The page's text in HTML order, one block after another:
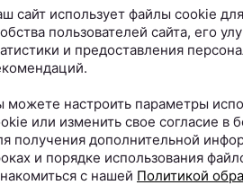
сайт использует файлы cookie
пользователей сайта, его
и предоставления
можете настроить параметры
или изменить свое согласие в
получения дополнительной
и порядке использования
с нашей Политикой